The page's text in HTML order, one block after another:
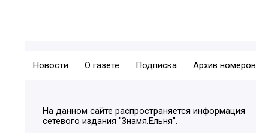
Новости О газете Подписка Архив номеров
На данном сайте распространяется информация
сетевого издания "Знамя.Ельня".